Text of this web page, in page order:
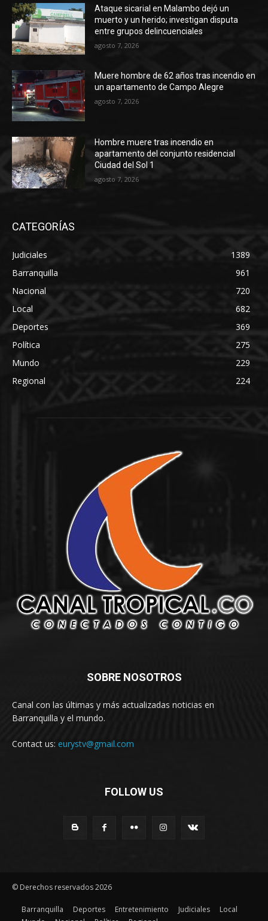
Ataque sicarial en Malambo dejó un
muerto y un herido; investigan disputa
entre grupos delincuenciales
agosto 7, 2026
Muere hombre de 62 años tras incendio en
un apartamento de Campo Alegre
agosto 7, 2026
Hombre muere tras incendio en
apartamento del conjunto residencial
Ciudad del Sol 1
agosto 7, 2026
CATEGORÍAS
Judiciales
1389
Barranquilla
961
Nacional
720
Local
682
Deportes
369
Política
275
Mundo
229
Regional
224
SOBRE NOSOTROS
Canal con las últimas y más actualizadas noticias en
Barranquilla y el mundo.
Contact us: eurystv@gmail.com
FOLLOW US
© Derechos reservados 2026
Barranquilla Deportes Entretenimiento Judiciales
Local